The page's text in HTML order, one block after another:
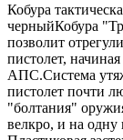
Кобура
черныйКобура
позволит
пистолет,
АПС.Система
пистолет почти
"болтания"
велкро, и на одну